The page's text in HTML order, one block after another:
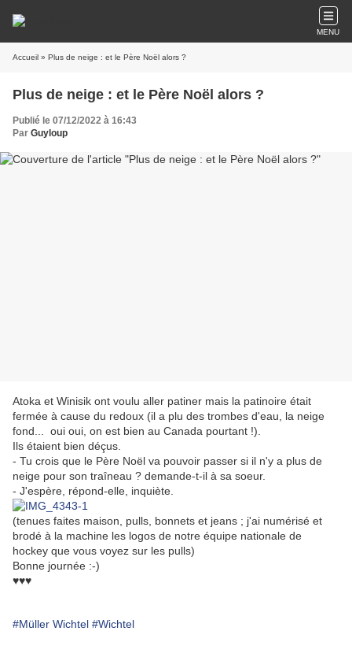
MENU
Accueil » Plus de neige : et le Père Noël alors ?
Plus de neige : et le Père Noël alors ?
Publié le 07/12/2022 à 16:43
Par Guyloup
Atoka et Winisik ont voulu aller patiner mais la patinoire était
fermée à cause du redoux (il a plu des trombes d'eau, la neige
fond... oui oui, on est bien au Canada pourtant !).
Ils étaient bien déçus.
- Tu crois que le Père Noël va pouvoir passer si il n'y a plus de
neige pour son traîneau ? demande-t-il à sa soeur.
- J'espère, répond-elle, inquiète.
(tenues faites maison, pulls, bonnets et jeans ; j'ai numérisé et
brodé à la machine les logos de notre équipe nationale de
hockey que vous voyez sur les pulls)
Bonne journée :-)
♥♥♥
#Müller Wichtel #Wichtel